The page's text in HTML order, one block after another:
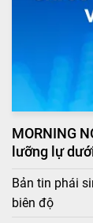
MORNING
lưỡng lự
Bản tin phái
biên độ